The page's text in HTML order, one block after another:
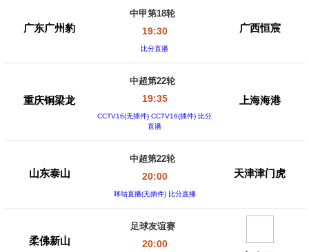
广东广州豹
中甲第18轮
19:30
比分直播
广西恒宸
重庆铜梁龙
中超第22轮
19:35
CCTV16(无插件) CCTV16(插件) 比分
直播
上海海港
山东泰山
中超第22轮
20:00
咪咕直播(无插件) 比分直播
天津津门虎
柔佛新山
足球友谊赛
20:00